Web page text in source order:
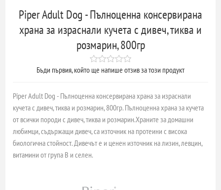
Piper Adult Dog - Пълноценна консервирана
храна за израснали кучета с дивеч, тиква и
розмарин, 800гр
Бъди първия, който ще напише отзив за този продукт
Piper Adult Dog - Пълноценна консервирана храна за израснали
кучета с дивеч, тиква и розмарин, 800гр. Пълноценна храна за кучета
от всички породи с дивеч, тиква и розмарин.Храните за домашни
любимци, съдържащи дивеч, са източник на протеини с висока
биологична стойност. Дивечът е и ценен източник на лизин, левцин,
витамини от група В и селен.